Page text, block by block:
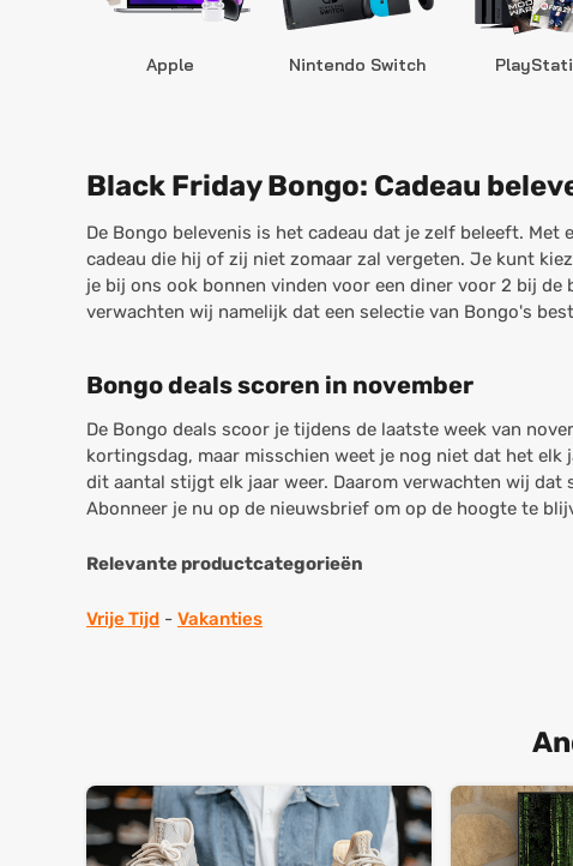
Apple Nintendo Switch
Black Friday Bongo: Cadeau
De Bongo belevenis is het cadeau dat je zelf beleeft.
cadeau die hij of zij niet zomaar zal vergeten. Je kunt
je bij ons ook bonnen vinden voor een diner voor 2 bij
verwachten wij namelijk dat een selectie van Bongo's
Bongo deals scoren in november
De Bongo deals scoor je tijdens de laatste week van
kortingsdag, maar misschien weet je nog niet dat het
dit aantal stijgt elk jaar weer. Daarom verwachten wij
Abonneer je nu op de nieuwsbrief om op de hoogte te
Relevante productcategorieën
Vrije Tijd - Vakanties